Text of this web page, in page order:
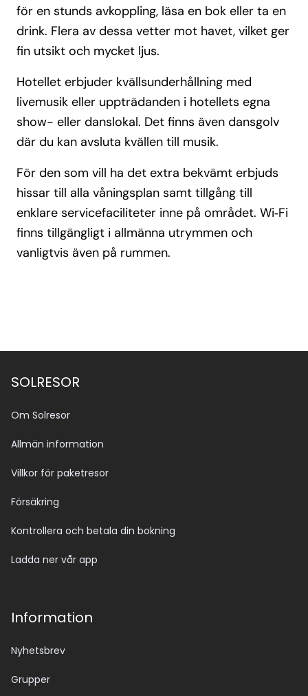
för en stunds avkoppling, läsa en bok eller ta en
drink. Flera av dessa vetter mot havet, vilket ger
fin utsikt och mycket ljus.
Hotellet erbjuder kvällsunderhållning med
livemusik eller uppträdanden i hotellets egna
show- eller danslokal. Det finns även dansgolv
där du kan avsluta kvällen till musik.
För den som vill ha det extra bekvämt erbjuds
hissar till alla våningsplan samt tillgång till
enklare servicefaciliteter inne på området. Wi‑Fi
finns tillgängligt i allmänna utrymmen och
vanligtvis även på rummen.
SOLRESOR
Om Solresor
Allmän information
Villkor för paketresor
Försäkring
Kontrollera och betala din bokning
Ladda ner vår app
Information
Nyhetsbrev
Grupper